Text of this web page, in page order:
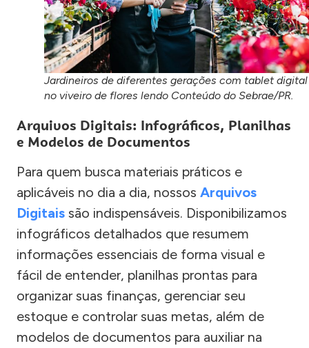
Jardineiros de diferentes gerações com tablet digital
no viveiro de flores lendo Conteúdo do Sebrae/PR.
Arquivos Digitais: Infográficos, Planilhas
e Modelos de Documentos
Para quem busca materiais práticos e
aplicáveis no dia a dia, nossos Arquivos
Digitais são indispensáveis. Disponibilizamos
infográficos detalhados que resumem
informações essenciais de forma visual e
fácil de entender, planilhas prontas para
organizar suas finanças, gerenciar seu
estoque e controlar suas metas, além de
modelos de documentos para auxiliar na